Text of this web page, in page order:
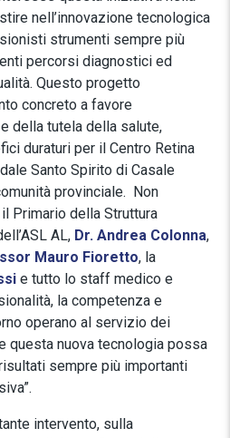
nell’innovazione tecnologica
strumenti sempre più
percorsi diagnostici ed
Questo progetto
concreto a favore
della tutela della salute,
duraturi per il Centro Retina
Santo Spirito di Casale
provinciale. Non
Primario della Struttura
AL, Dr. Andrea Colonna,
Mauro Fioretto, la
e tutto lo staff medico e
la competenza e
operano al servizio dei
questa nuova tecnologia possa
sempre più importanti
intervento, sulla